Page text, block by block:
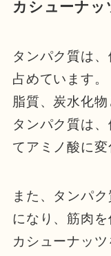
カシューナッ
タンパク質は
占めています。
脂質、炭水化
タンパク質は
てアミノ酸に変
また、タンパ
になり、筋肉を
カシューナッ